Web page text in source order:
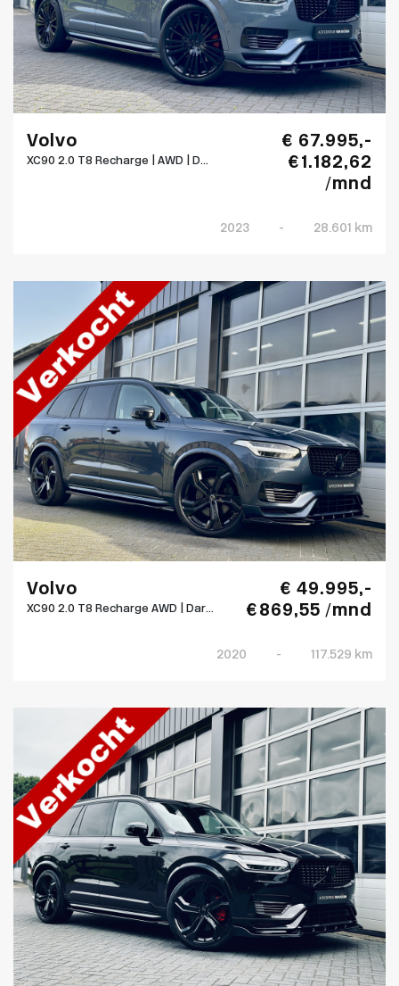
Volvo
XC90 2.0 T8 Recharge | AWD | D...
€ 67.995,-
€ 1.182,62
/mnd
2023 - 28.601 km
Volvo
XC90 2.0 T8 Recharge AWD | Dar...
€ 49.995,-
€ 869,55 /mnd
2020 - 117.529 km